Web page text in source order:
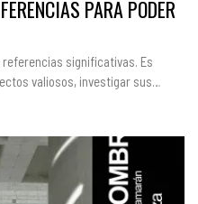
PARA PODER
significativas. Es
valiosos, investigar sus…